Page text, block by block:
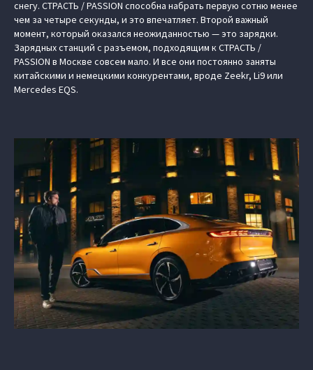
снегу. СТРАСТЬ / PASSION способна набрать первую сотню менее
чем за четыре секунды, и это впечатляет. Второй важный
момент, который оказался неожиданностью — это зарядки.
Зарядных станций с разъемом, подходящим к СТРАСТЬ /
PASSION в Москве совсем мало. И все они постоянно заняты
китайскими и немецкими конкурентами, вроде Zeekr, Li9 или
Mercedes EQS.